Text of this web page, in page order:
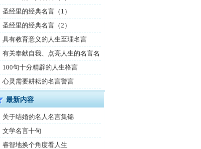
圣经里的经典名言（1）
圣经里的经典名言（2）
具有教育意义的人生至理名言
有关奉献自我、点亮人生的名言名
100句十分精辟的人生格言
心灵需要耕耘的名言警言
最新内容
关于结婚的名人名言集锦
文学名言十句
睿智地换个角度看人生